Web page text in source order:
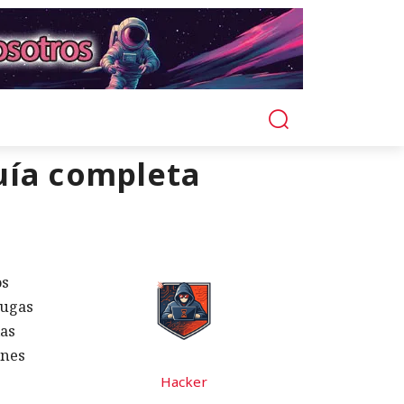
completa
Hacker